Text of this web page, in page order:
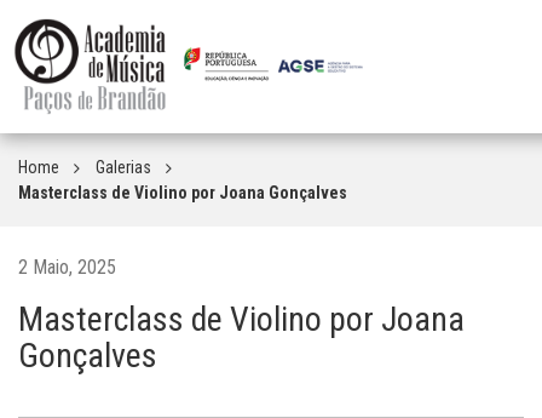
Home
Galerias
Masterclass de Violino por Joana Gonçalves
2 Maio, 2025
Masterclass de Violino por Joana
Gonçalves